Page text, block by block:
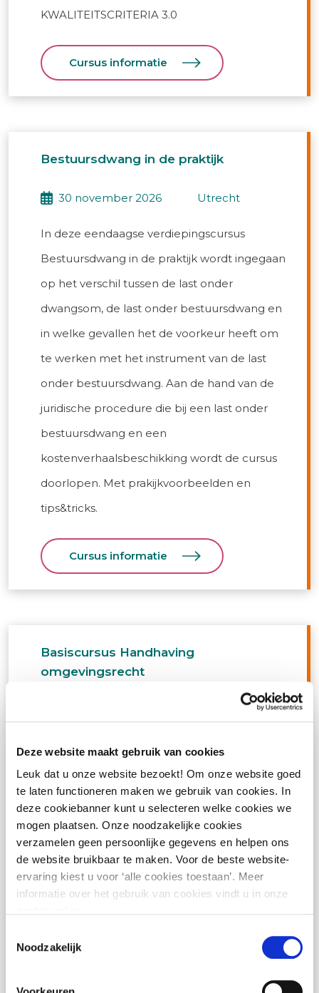
Deze website maakt gebruik van cookies
Leuk dat u onze website bezoekt! Om onze website goed
te laten functioneren maken we gebruik van cookies. In
deze cookiebanner kunt u selecteren welke cookies we
mogen plaatsen. Onze noodzakelijke cookies
verzamelen geen persoonlijke gegevens en helpen ons
de website bruikbaar te maken. Voor de beste website-
ervaring kiest u voor ‘alle cookies toestaan’. Meer
informatie over het gebruik van cookies vindt u in onze
Noodzakelijk
KWALITEITSCRITERIA 3.0
Cursus informatie
Bestuursdwang in de praktijk
30 november 2026 utrecht
In deze eendaagse verdiepingscursus
Bestuursdwang in de praktijk wordt ingegaan
op het verschil tussen de last onder
dwangsom, de last onder bestuursdwang en
in welke gevallen het de voorkeur heeft om
te werken met het instrument van de last
onder bestuursdwang. Aan de hand van de
juridische procedure die bij een last onder
bestuursdwang en een
kostenverhaalsbeschikking wordt de cursus
doorlopen. Met prakijkvoorbeelden en
tips&tricks.
Cursus informatie
Basiscursus Handhaving
omgevingsrecht
In deze 2-daagse Basiscursus Handhaving
Omgevingsrecht leggen we een solide basis
voor jouw handhavingspraktijk. Je leert hoe je
van handhavingsverzoek tot sanctiebesluit de
juiste procedurele stappen zet. De cursus is
volledig geactualiseerd naar de
Omgevingswet en de nieuwste jurisprudentie,
nemen in je dagelijkse werk.